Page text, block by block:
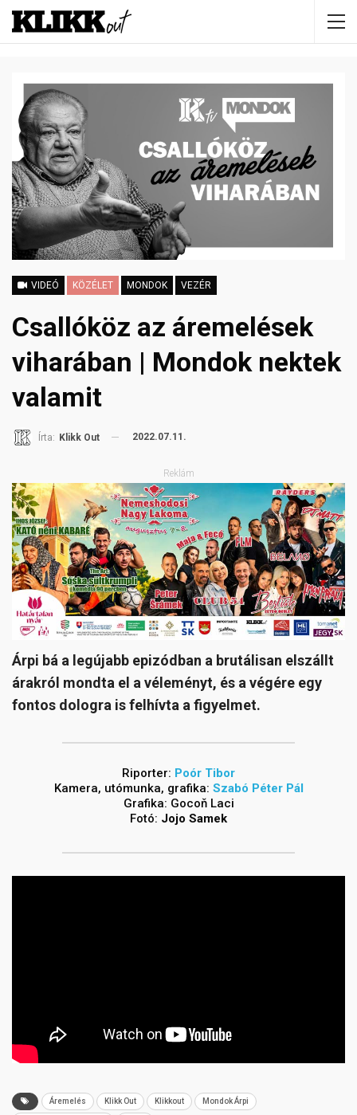
VIDEÓ KÖZÉLET MONDOK VEZÉR
Csallóköz az áremelések
viharában | Mondok nektek
valamit
Írta: Klikk Out 2022.07.11.
Reklám
Árpi bá a legújabb epizódban a brutálisan elszállt
árakról mondta el a véleményt, és a végére egy
fontos dologra is felhívta a figyelmet.
Riporter: Poór Tibor
Kamera, utómunka, grafika: Szabó Péter Pál
Grafika: Gocoň Laci
Fotó: Jojo Samek
Áremelés Klikk Out Klikkout Mondok Árpi